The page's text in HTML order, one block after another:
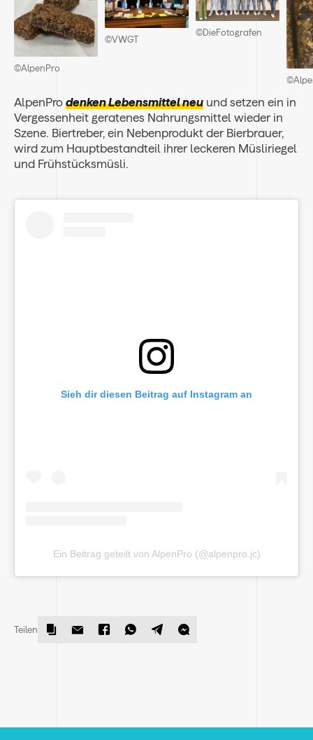
©AlpenPro
©VWGT
©DieFotografen
AlpenPro denken Lebensmittel neu und setzen ein in
Vergessenheit geratenes Nahrungsmittel wieder in
Szene. Biertreber, ein Nebenprodukt der Bierbrauer,
wird zum Hauptbestandteil ihrer leckeren Müsliriegel
und Frühstücksmüsli.
Sieh dir diesen Beitrag auf Instagram an
Ein Beitrag geteilt von AlpenPro (@alpenpro.jc)
Teilen